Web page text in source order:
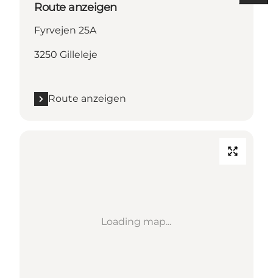
Route anzeigen
Fyrvejen 25A
3250 Gilleleje
Route anzeigen
Loading map...